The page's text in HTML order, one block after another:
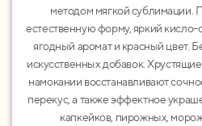
методом мягкой сублимации.
естественную форму, яркий
ягодный аромат и красный цвет.
искусственных добавок.
намокании восстанавливают
перекус, а также эффектное
капкейков, пирожных,